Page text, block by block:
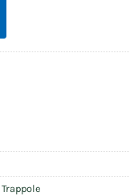
Trappole